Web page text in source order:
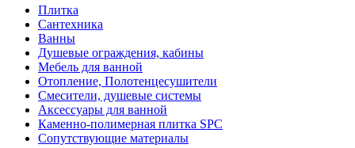
Плитка
Сантехника
Ванны
Душевые ограждения, кабины
Мебель для ванной
Отопление, Полотенцесушители
Смесители, душевые системы
Аксессуары для ванной
Каменно-полимерная плитка SPC
Сопутствующие материалы